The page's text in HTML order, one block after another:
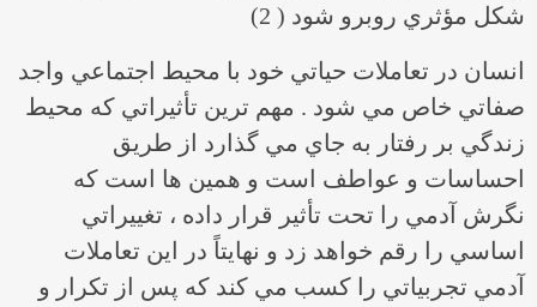
شكل مؤثري روبرو شود ( 2)
انسان در تعاملات حياتي خود با محيط اجتماعي واجد
صفاتي خاص مي شود . مهم ترين تأثيراتي كه محيط
زندگي بر رفتار به جاي مي گذارد از طريق
احساسات و عواطف است و همين ها است كه
نگرش آدمي را تحت تأثير قرار داده ، تغييراتي
اساسي را رقم خواهد زد و نهايتاً‌ در اين تعاملات
آدمي تجربياتي را كسب مي كند که پس از تكرار و